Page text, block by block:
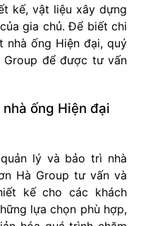
kế, vật liệu xây dựng
gia chủ. Để biết chi
ống Hiện đại, quý
Group để được tư vấn
ống Hiện đại
lý và bảo trì nhà
Hà Group tư vấn và
kế cho các khách
lựa chọn phù hợp,